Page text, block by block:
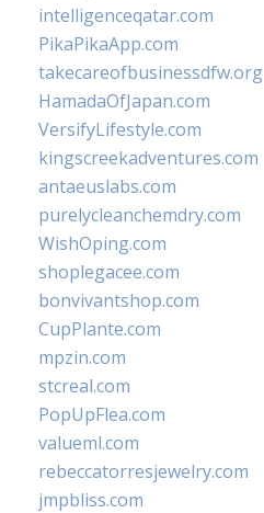
intelligenceqatar.com
PikaPikaApp.com
takecareofbusinessdfw.org
HamadaOfJapan.com
VersifyLifestyle.com
kingscreekadventures.com
antaeuslabs.com
purelycleanchemdry.com
WishOping.com
shoplegacee.com
bonvivantshop.com
CupPlante.com
mpzin.com
stcreal.com
PopUpFlea.com
valueml.com
rebeccatorresjewelry.com
jmpbliss.com